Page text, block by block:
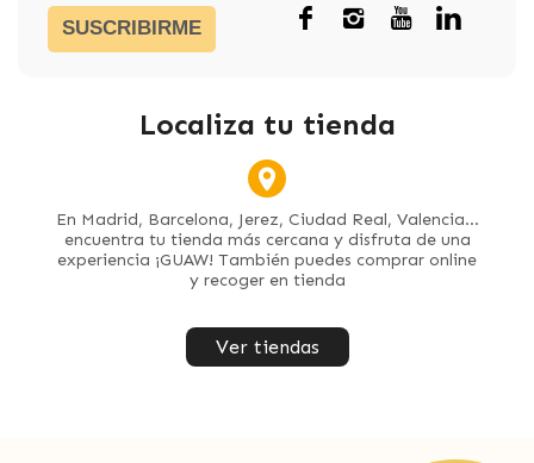
SUSCRIBIRME
Localiza tu tienda
En Madrid, Barcelona, Jerez, Ciudad Real, Valencia...
encuentra tu tienda más cercana y disfruta de una
experiencia ¡GUAW! También puedes comprar online
y recoger en tienda
Ver tiendas